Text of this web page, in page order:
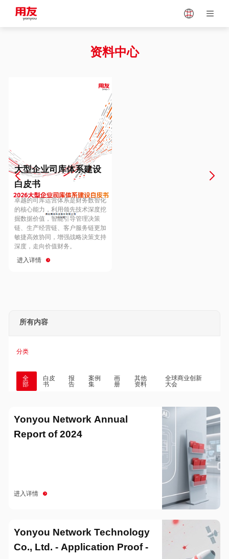
Vietnam
Europe
Hungary
Hong Kong
资料中心
大型企业司库体系建设
白皮书
卓越的司库运营体系是财务数智化
的核心能力，利用领先技术深度挖
掘数据价值，智能引导管理决策
链、生产经营链、客户服务链更加
敏捷高效协同，增强战略決策支持
深度，走向价值财务。
进入详情
所有内容
分类
全
部
白皮
书
报
告
案例
集
画
册
其他
资料
全球商业创新
大会
Yonyou Network Annual
Report of 2024
进入详情
Yonyou Network Technology
Co., Ltd. - Application Proof -